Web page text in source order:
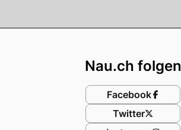
Nau.ch folgen
Facebook
Twitter